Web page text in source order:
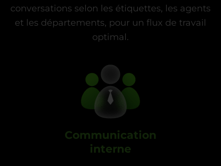
conversations selon les étiquettes, les agents
et les départements, pour un flux de travail
optimal.
Communication
interne